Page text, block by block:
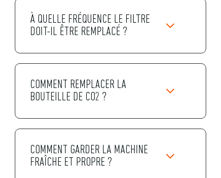
À QUELLE FRÉQUENCE LE FILTRE
DOIT-IL ÊTRE REMPLACÉ ?
COMMENT REMPLACER LA
BOUTEILLE DE CO2 ?
COMMENT GARDER LA MACHINE
FRAÎCHE ET PROPRE ?